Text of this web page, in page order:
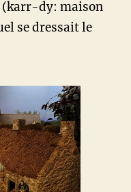
(karr-dy: maison
se dressait le